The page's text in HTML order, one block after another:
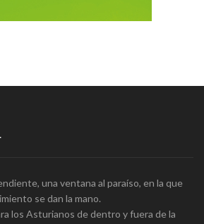
una ventana al paraíso, en la que
se dan la mano.
los Asturianos de dentro y fuera de la